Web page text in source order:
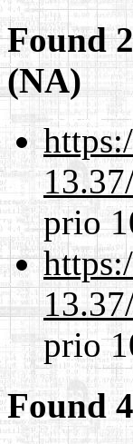
Found
(NA)
prio
prio
Found